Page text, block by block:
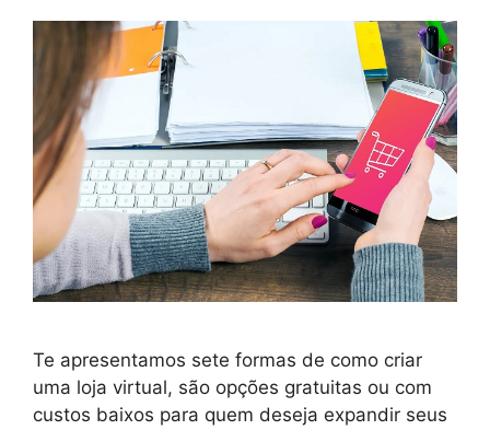
Te apresentamos sete formas de como criar
uma loja virtual, são opções gratuitas ou com
custos baixos para quem deseja expandir seus